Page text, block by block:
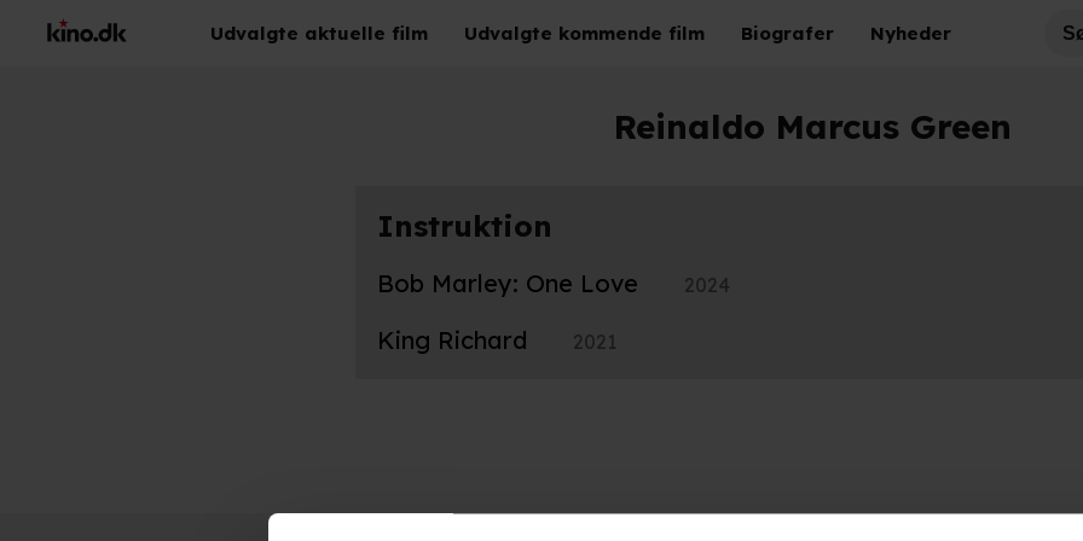
Udvalgte aktuelle film Udvalgte kommende film Biografer Nyheder
Reinaldo Marcus Green
Instruktion
Bob Marley: One Love 2024
King Richard 2021